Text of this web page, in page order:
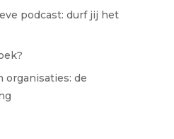
podcast: durf jij het
organisaties: de